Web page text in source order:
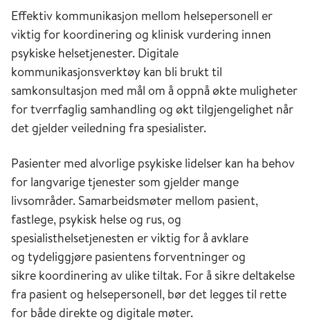
Effektiv kommunikasjon mellom helsepersonell er
viktig for koordinering og klinisk vurdering innen
psykiske helsetjenester. Digitale
kommunikasjonsverktøy kan bli brukt til
samkonsultasjon med mål om å oppnå økte muligheter
for tverrfaglig samhandling og økt tilgjengelighet når
det gjelder veiledning fra spesialister.​
​Pasienter med alvorlige psykiske lidelser kan ha behov
for langvarige tjenester som gjelder mange
livsområder. Samarbeidsmøter mellom pasient,
fastlege, psykisk helse og rus, og
spesialisthelsetjenesten er viktig for å avklare
og tydeliggjøre pasientens forventninger og
sikre koordinering av ulike tiltak. For å sikre deltakelse
fra pasient og helsepersonell, bør det legges til rette
for både direkte og digitale møter. ​